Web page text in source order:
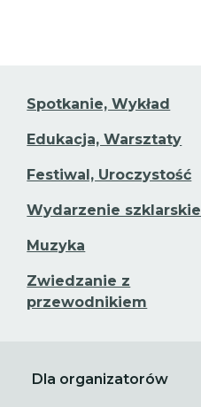
Spotkanie, Wykład
Edukacja, Warsztaty
Festiwal, Uroczystość
Wydarzenie szklarskie
Muzyka
Zwiedzanie z
przewodnikiem
Dla organizatorów